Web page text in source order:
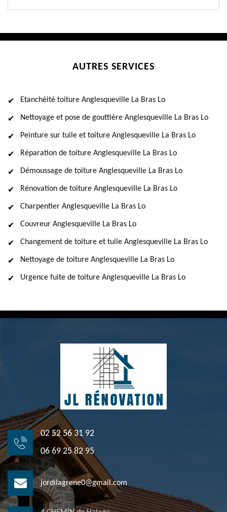
AUTRES SERVICES
Etanchéité toiture Anglesqueville La Bras Lo
Nettoyage et pose de gouttière Anglesqueville La Bras Lo
Peinture sur tuile et toiture Anglesqueville La Bras Lo
Réparation de toiture Anglesqueville La Bras Lo
Démoussage de toiture Anglesqueville La Bras Lo
Rénovation de toiture Anglesqueville La Bras Lo
Charpentier Anglesqueville La Bras Lo
Couvreur Anglesqueville La Bras Lo
Changement de toiture et tuile Anglesqueville La Bras Lo
Nettoyage de toiture Anglesqueville La Bras Lo
Urgence fuite de toiture Anglesqueville La Bras Lo
02 52 56 31 92
06 69 25 82 95
jordilagrene0@gmail.com